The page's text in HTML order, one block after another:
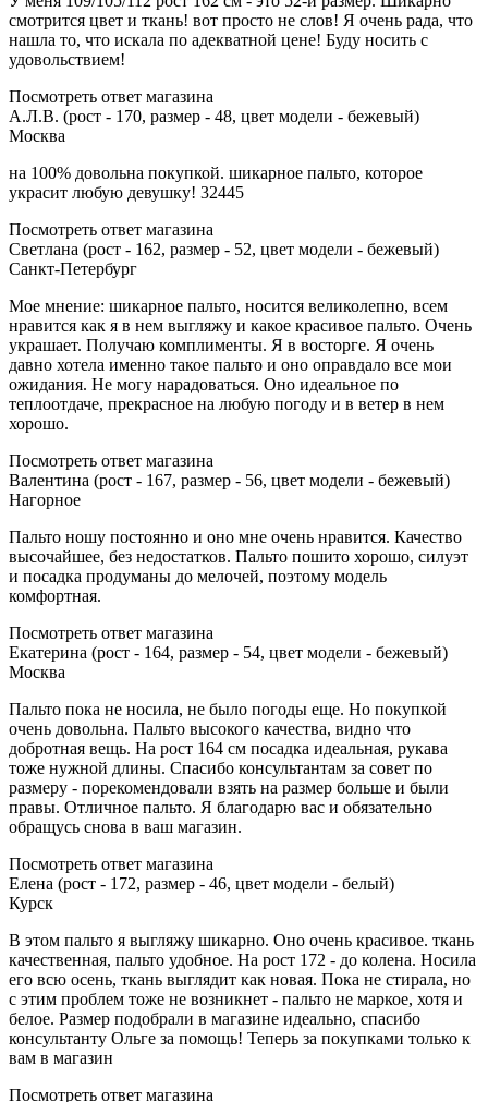
смотрится цвет и ткань! вот просто не слов! Я очень рада, что
нашла то, что искала по адекватной цене! Буду носить с
удовольствием!
Посмотреть ответ магазина
А.Л.В. (рост - 170, размер - 48, цвет модели - бежевый)
Москва
на 100% довольна покупкой. шикарное пальто, которое
украсит любую девушку! 32445
Посмотреть ответ магазина
Светлана (рост - 162, размер - 52, цвет модели - бежевый)
Санкт-Петербург
Мое мнение: шикарное пальто, носится великолепно, всем
нравится как я в нем выгляжу и какое красивое пальто. Очень
украшает. Получаю комплименты. Я в восторге. Я очень
давно хотела именно такое пальто и оно оправдало все мои
ожидания. Не могу нарадоваться. Оно идеальное по
теплоотдаче, прекрасное на любую погоду и в ветер в нем
хорошо.
Посмотреть ответ магазина
Валентина (рост - 167, размер - 56, цвет модели - бежевый)
Нагорное
Пальто ношу постоянно и оно мне очень нравится. Качество
высочайшее, без недостатков. Пальто пошито хорошо, силуэт
и посадка продуманы до мелочей, поэтому модель
комфортная.
Посмотреть ответ магазина
Екатерина (рост - 164, размер - 54, цвет модели - бежевый)
Москва
Пальто пока не носила, не было погоды еще. Но покупкой
очень довольна. Пальто высокого качества, видно что
добротная вещь. На рост 164 см посадка идеальная, рукава
тоже нужной длины. Спасибо консультантам за совет по
размеру - порекомендовали взять на размер больше и были
правы. Отличное пальто. Я благодарю вас и обязательно
обращусь снова в ваш магазин.
Посмотреть ответ магазина
Елена (рост - 172, размер - 46, цвет модели - белый)
Курск
В этом пальто я выгляжу шикарно. Оно очень красивое. ткань
качественная, пальто удобное. На рост 172 - до колена. Носила
его всю осень, ткань выглядит как новая. Пока не стирала, но
с этим проблем тоже не возникнет - пальто не маркое, хотя и
белое. Размер подобрали в магазине идеально, спасибо
консультанту Ольге за помощь! Теперь за покупками только к
вам в магазин
Посмотреть ответ магазина